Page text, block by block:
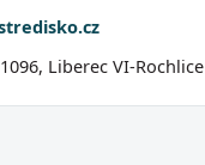
Liberec VI-Rochlice